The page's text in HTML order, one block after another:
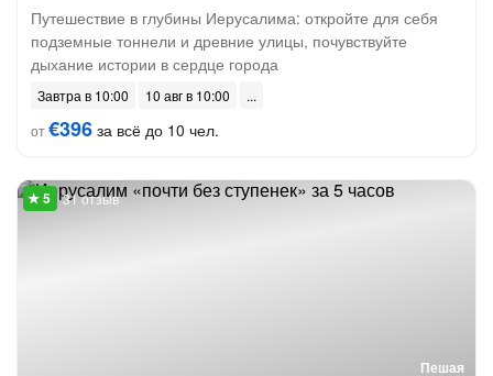
Путешествие в глубины Иерусалима: откройте для себя
подземные тоннели и древние улицы, почувствуйте
дыхание истории в сердце города
Завтра в 10:00
10 авг в 10:00
от€396 за всё до 10 чел.
Пешая
31 отзыв